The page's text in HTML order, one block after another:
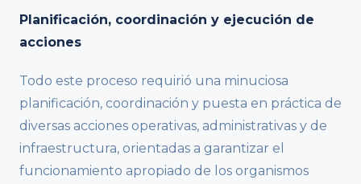
Planificación, coordinación y ejecución de
acciones
Todo este proceso requirió una minuciosa
planificación, coordinación y puesta en práctica de
diversas acciones operativas, administrativas y de
infraestructura, orientadas a garantizar el
funcionamiento apropiado de los organismos